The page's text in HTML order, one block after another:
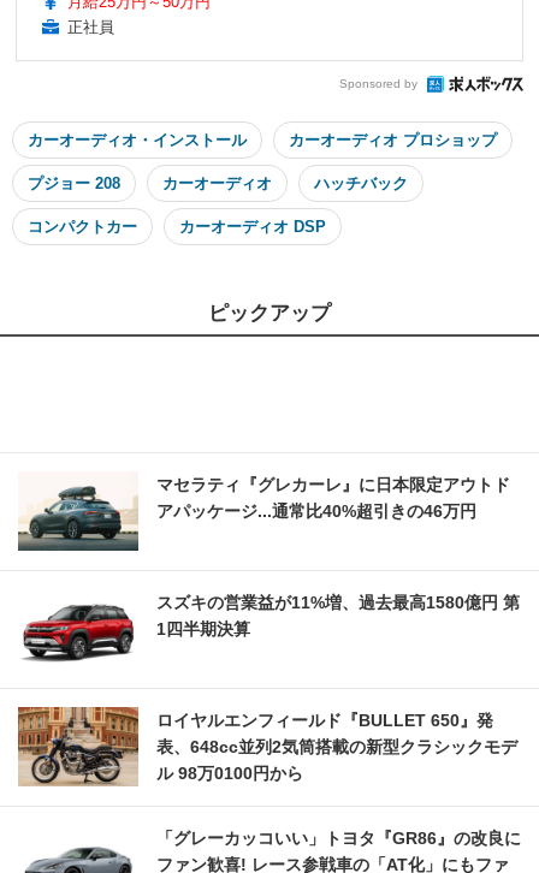
正社員
Sponsored by
カーオーディオ・インストール カーオーディオ プロショップ
プジョー 208 カーオーディオ ハッチバック
コンパクトカー カーオーディオ DSP
ピックアップ
マセラティ『グレカーレ』に日本限定アウトド
アパッケージ...通常比40%超引きの46万円
スズキの営業益が11%増、過去最高1580億円 第
1四半期決算
ロイヤルエンフィールド『BULLET 650』発
表、648cc並列2気筒搭載の新型クラシックモデ
ル 98万0100円から
「グレーカッコいい」トヨタ『GR86』の改良に
ファン歓喜! レース参戦車の「AT化」にもファ